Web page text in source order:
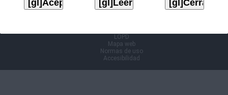
LOPD
Mapa web
Normas de uso
Accesibilidad